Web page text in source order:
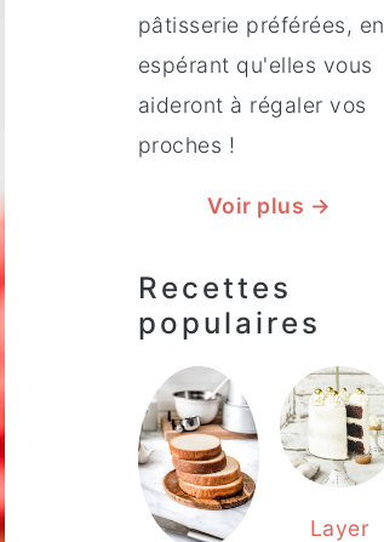
pâtisserie préférées, en
espérant qu'elles vous
aideront à régaler vos
proches !
Voir plus →
Recettes
populaires
Layer